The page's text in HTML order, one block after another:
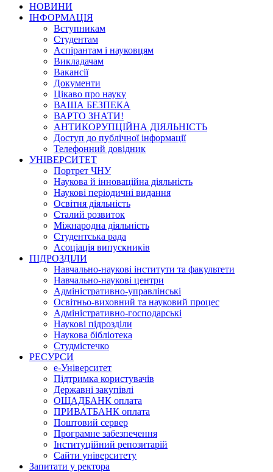
НОВИНИ
ІНФОРМАЦІЯ
Вступникам
Студентам
Аспірантам і науковцям
Викладачам
Вакансії
Документи
Цікаво про науку
ВАША БЕЗПЕКА
ВАРТО ЗНАТИ!
АНТИКОРУПЦІЙНА ДІЯЛЬНІСТЬ
Доступ до публічної інформації
Телефонний довідник
УНІВЕРСИТЕТ
Портрет ЧНУ
Наукова й інноваційна діяльність
Наукові періодичні видання
Освітня діяльність
Сталий розвиток
Міжнародна діяльність
Студентська рада
Асоціація випускників
ПІДРОЗДІЛИ
Навчально-наукові інститути та факультети
Навчально-наукові центри
Адміністративно-управлінські
Освітньо-виховний та науковий процес
Адміністративно-господарські
Наукові підрозділи
Наукова бібліотека
Студмістечко
РЕСУРСИ
е-Університет
Підтримка користувачів
Державні закупівлі
ОЩАДБАНК оплата
ПРИВАТБАНК оплата
Поштовий сервер
Програмне забезпечення
Інституційний репозитарій
Сайти університету
Запитати у ректора